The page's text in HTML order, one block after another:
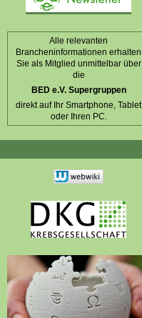
Alle relevanten
Brancheninformationen erhalten
Sie als Mitglied unmittelbar über
die
BED e.V. Supergruppen
direkt auf Ihr Smartphone, Tablet
oder Ihren PC.